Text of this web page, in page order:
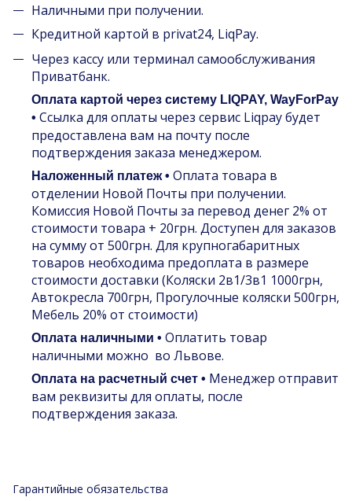
Наличными при получении.
Кредитной картой в privat24, LiqPay.
Через кассу или терминал самообслуживания
Приватбанк.
Оплата картой через систему LIQPAY, WayForPay
• Ссылка для оплаты через сервис Liqpay будет
предоставлена вам на почту после
подтверждения заказа менеджером.
Наложенный платеж • Оплата товара в
отделении Новой Почты при получении.
Комиссия Новой Почты за перевод денег 2% от
стоимости товара + 20грн. Доступен для заказов
на сумму от 500грн. Для крупногабаритных
товаров необходима предоплата в размере
стоимости доставки (Коляски 2в1/3в1 1000грн,
Автокресла 700грн, Прогулочные коляски 500грн,
Мебель 20% от стоимости)
Оплата наличными • Оплатить товар
наличными можно во Львове.
Оплата на расчетный счет • Менеджер отправит
вам реквизиты для оплаты, после
подтверждения заказа.
Гарантийные обязательства